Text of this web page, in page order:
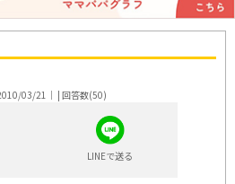
03/21｜ | 回答数(50)
LINEで送る